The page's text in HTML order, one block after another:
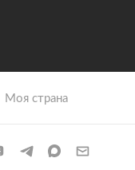
Моя страна